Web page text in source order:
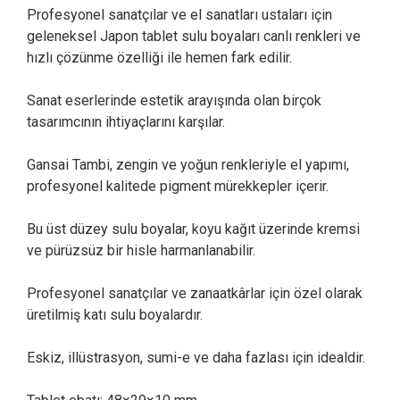
Profesyonel sanatçılar ve el sanatları ustaları için
geleneksel Japon tablet sulu boyaları canlı renkleri ve
hızlı çözünme özelliği ile hemen fark edilir.
Sanat eserlerinde estetik arayışında olan birçok
tasarımcının ihtiyaçlarını karşılar.
Gansai Tambi, zengin ve yoğun renkleriyle el yapımı,
profesyonel kalitede pigment mürekkepler içerir.
Bu üst düzey sulu boyalar, koyu kağıt üzerinde kremsi
ve pürüzsüz bir hisle harmanlanabilir.
Profesyonel sanatçılar ve zanaatkârlar için özel olarak
üretilmiş katı sulu boyalardır.
Eskiz, illüstrasyon, sumi-e ve daha fazlası için idealdir.